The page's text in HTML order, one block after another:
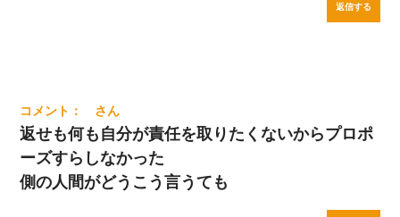
返信する
返せも何も自分が責任を取りたくないからプロポ
ーズすらしなかった
側の人間がどうこう言うても